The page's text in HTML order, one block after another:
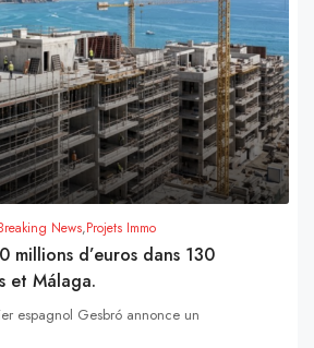
News,Projets Immo
millions d’euros dans 130
et Málaga.
espagnol Gesbró annonce un